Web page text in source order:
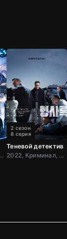
Мультфильм, Китай
Теневой детектив
2022, Криминал, Детектив, Триллер, Корея
2 сезон
8 серия